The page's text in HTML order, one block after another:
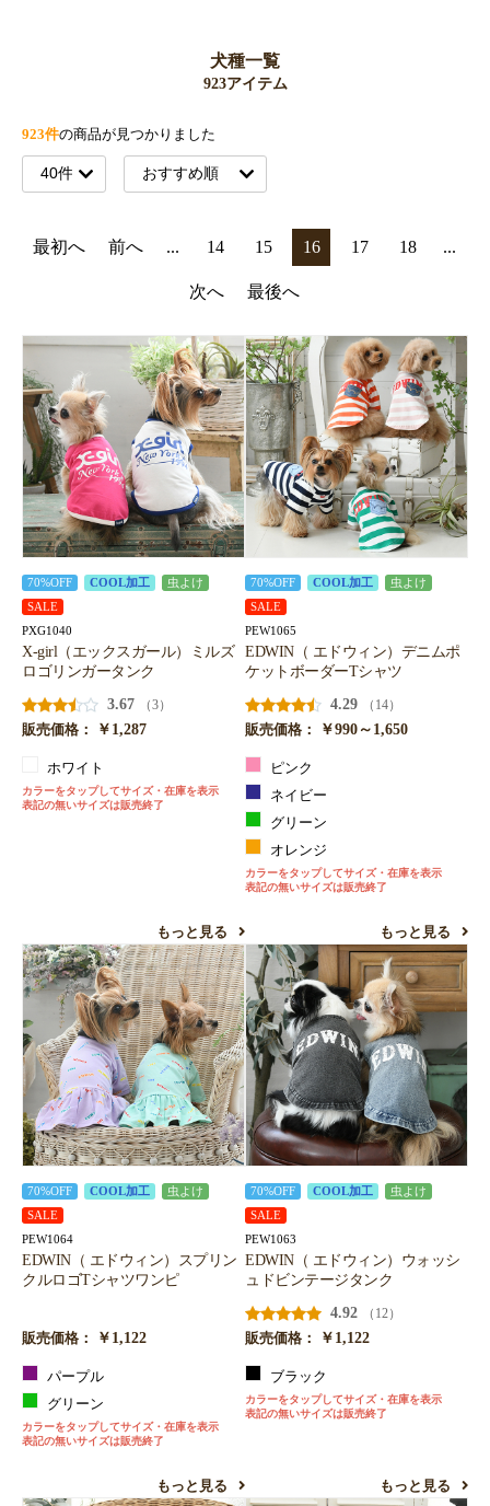
犬種一覧
923アイテム
923件の商品が見つかりました
最初へ 前へ ... 14 15 16 17 18 ...
次へ 最後へ
70%OFF COOL加工
虫よけ
SALE
PXG1040
X-girl（エックスガール）ミルズ
ロゴリンガータンク
3.67
（3）
販売価格：
￥1,287
ホワイト
カラーをタップしてサイズ・在庫を表示
表記の無いサイズは販売終了
もっと見る
70%OFF COOL加工
虫よけ
SALE
PEW1065
EDWIN（ エドウィン）デニムポ
ケットボーダーTシャツ
4.29
（14）
販売価格：
￥990～1,650
ピンク
ネイビー
グリーン
オレンジ
カラーをタップしてサイズ・在庫を表示
表記の無いサイズは販売終了
もっと見る
70%OFF COOL加工
虫よけ
SALE
PEW1064
EDWIN（ エドウィン）スプリン
クルロゴTシャツワンピ
販売価格： ￥1,122
パープル
グリーン
カラーをタップしてサイズ・在庫を表示
表記の無いサイズは販売終了
もっと見る
70%OFF COOL加工
虫よけ
SALE
PEW1063
EDWIN（ エドウィン）ウォッシ
ュドビンテージタンク
4.92
（12）
販売価格：
￥1,122
ブラック
カラーをタップしてサイズ・在庫を表示
表記の無いサイズは販売終了
もっと見る